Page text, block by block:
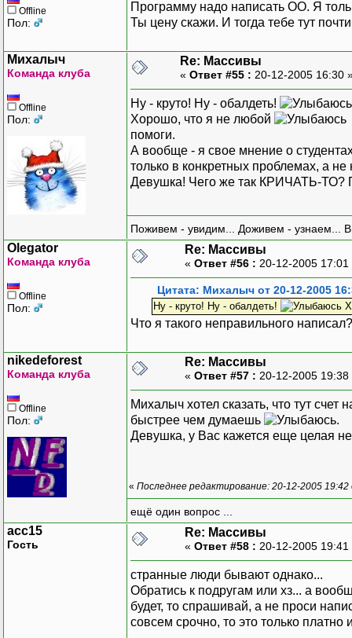
Offline
Пол:
Программу надо написать ОО. Я
Ты цену скажи. И тогда тебе тут
Михалыч
Команда клуба
Offline
Пол:
Re: Массивы
« Ответ #55 : 20-12-2005 16:30
Ну - круто! Ну - обалдеть!
Хорошо, что я не любой
помоги.
А вообще - я свое мнение о
только в конкретных проблемах, а
Девушка! Чего же так КРИЧАТЬ-ТО?
Поживем - увидим... Доживем - узнаем...
Olegator
Команда клуба
Offline
Пол:
Re: Массивы
« Ответ #56 : 20-12-2005
Цитата: Михалыч от 20-12-2005
Ну - круто! Ну - обалдеть!
Что я такого неправильного написал?
nikedeforest
Команда клуба
Offline
Пол:
Re: Массивы
« Ответ #57 : 20-12-2005
Михалыч хотел сказать, что тут
быстрее чем думаешь
.
Девушка, у Вас кажется еще целая
« Последнее редактирование: 20-12-2005
ещё один вопрос ...
acc15
Гость
Re: Массивы
« Ответ #58 : 20-12-2005
странные люди бывают однако...
Обратись к подругам или хз... а
будет, то спрашивай, а не проси
совсем срочно, то это только